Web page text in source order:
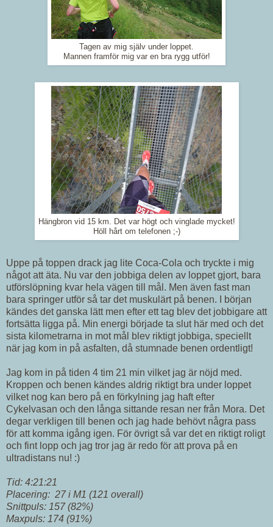
Tagen av mig själv under loppet.
Mannen framför mig var en bra rygg utför!
Hängbron vid 15 km. Det var högt och vinglade mycket!
Höll hårt om telefonen ;-)
Uppe på toppen drack jag lite Coca-Cola och tryckte i mig
något att äta. Nu var den jobbiga delen av loppet gjort, bara
utförslöpning kvar hela vägen till mål. Men även fast man
bara springer utför så tar det muskulärt på benen. I början
kändes det ganska lätt men efter ett tag blev det jobbigare att
fortsätta ligga på. Min energi började ta slut här med och det
sista kilometrarna in mot mål blev riktigt jobbiga, speciellt
när jag kom in på asfalten, då stumnade benen ordentligt!
Jag kom in på tiden 4 tim 21 min vilket jag är nöjd med.
Kroppen och benen kändes aldrig riktigt bra under loppet
vilket nog kan bero på en förkylning jag haft efter
Cykelvasan och den långa sittande resan ner från Mora. Det
degar verkligen till benen och jag hade behövt några pass
för att komma igång igen. För övrigt så var det en riktigt roligt
och fint lopp och jag tror jag är redo för att prova på en
ultradistans nu! :)
Tid: 4:21:21
Placering: 27 i M1 (121 overall)
Snittpuls: 157 (82%)
Maxpuls: 174 (91%)